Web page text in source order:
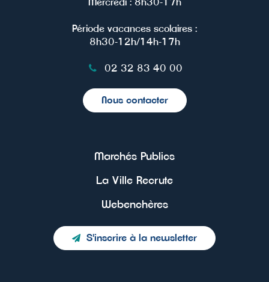
Mercredi : 8h30-17h
Période vacances scolaires :
8h30-12h/14h-17h
02 32 83 40 00
Nous contacter
Marchés Publics
La Ville Recrute
Webenchères
S'inscrire à la newsletter